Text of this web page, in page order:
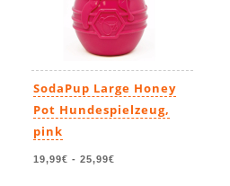
SodaPup Large Honey
Pot Hundespielzeug,
pink
19,99€ - 25,99€